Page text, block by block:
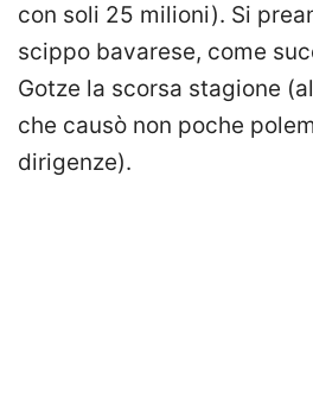
con soli 25 milioni). Si
scippo bavarese, come
Gotze la scorsa stagione
che causò non poche
dirigenze).